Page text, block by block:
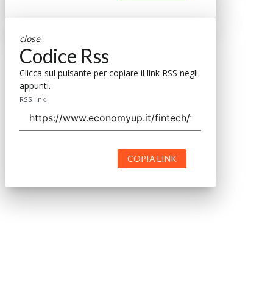
close
Codice Rss
Clicca sul pulsante per copiare il link RSS negli
appunti.
RSS link
COPIA LINK